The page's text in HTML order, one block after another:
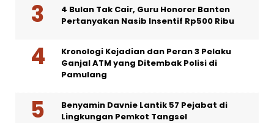
4 Bulan Tak Cair, Guru Honorer Banten
Pertanyakan Nasib Insentif Rp500 Ribu
Kronologi Kejadian dan Peran 3 Pelaku
Ganjal ATM yang Ditembak Polisi di
Pamulang
Benyamin Davnie Lantik 57 Pejabat di
Lingkungan Pemkot Tangsel